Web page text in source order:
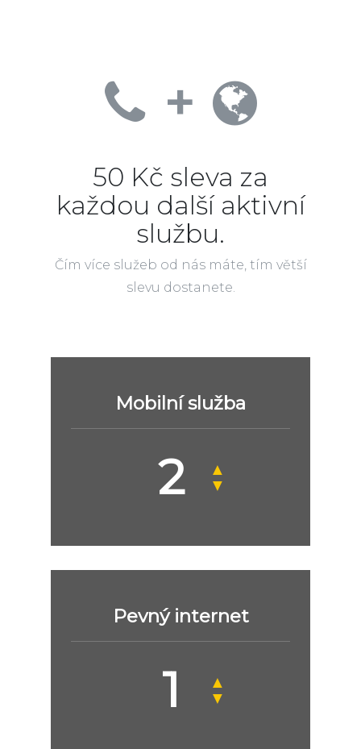
+
50 Kč sleva za
každou další aktivní
službu.
Čím více služeb od nás máte, tím větší
slevu dostanete.
Mobilní služba
▲
▼
Pevný internet
▲
▼